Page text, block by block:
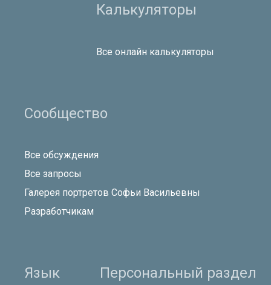
Калькуляторы
Все онлайн калькуляторы
Сообщество
Все обсуждения
Все запросы
Галерея портретов Софьи Васильевны
Разработчикам
Язык Персональный раздел